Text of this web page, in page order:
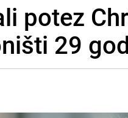
potez
29